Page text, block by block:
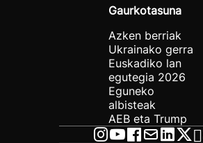
Gaurkotasuna
Azken berriak
Ukrainako gerra
Euskadiko lan
egutegia 2026
Eguneko
albisteak
AEB eta Trump